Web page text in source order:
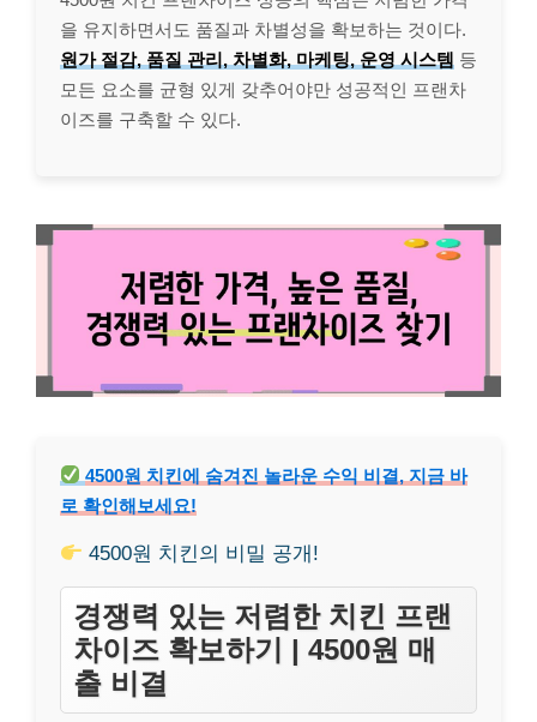
을 유지하면서도 품질과 차별성을 확보하는 것이다.
원가 절감, 품질 관리, 차별화, 마케팅, 운영 시스템 등
모든 요소를 균형 있게 갖추어야만 성공적인 프랜차
이즈를 구축할 수 있다.
4500원 치킨에 숨겨진 놀라운 수익 비결, 지금 바
로 확인해보세요!
4500원 치킨의 비밀 공개!
경쟁력 있는 저렴한 치킨 프랜
차이즈 확보하기 | 4500원 매
출 비결